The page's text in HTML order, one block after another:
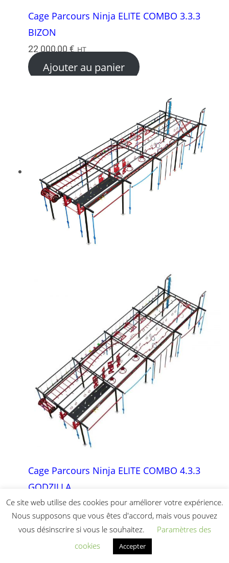
Cage Parcours Ninja ELITE COMBO 3.3.3
BIZON
22 000,00€ HT
Ajouter au panier
Cage Parcours Ninja ELITE COMBO 4.3.3
GODZILLA
29 000,00€ HT
Ajouter au panier
L’importance d’un espace
Ce site web utilise des cookies pour améliorer votre expérience.
Nous supposons que vous êtes d'accord, mais vous pouvez
vous désinscrire si vous le souhaitez.
Paramètres des
cookies
Accepter